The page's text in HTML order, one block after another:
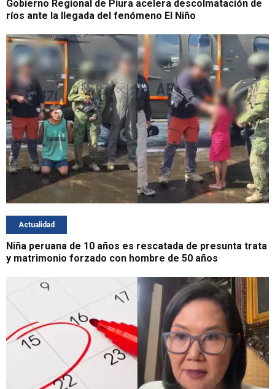
Gobierno Regional de Piura acelera descolmatación de
ríos ante la llegada del fenómeno El Niño
Actualidad
Niña peruana de 10 años es rescatada de presunta trata
y matrimonio forzado con hombre de 50 años